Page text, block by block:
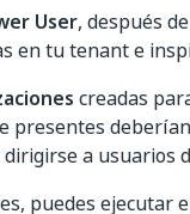
User, después
en tu tenant e
creadas
presentes
a usuarios
puedes ejecutar